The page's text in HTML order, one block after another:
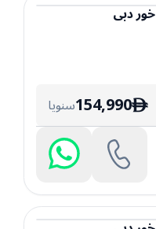
دبي
ê
154,990سنويا